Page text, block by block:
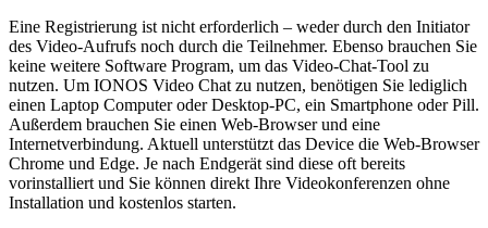
Eine Registrierung ist nicht erforderlich – weder durch den Initiator
des Video-Aufrufs noch durch die Teilnehmer. Ebenso brauchen Sie
keine weitere Software Program, um das Video-Chat-Tool zu
nutzen. Um IONOS Video Chat zu nutzen, benötigen Sie lediglich
einen Laptop Computer oder Desktop-PC, ein Smartphone oder Pill.
Außerdem brauchen Sie einen Web-Browser und eine
Internetverbindung. Aktuell unterstützt das Device die Web-Browser
Chrome und Edge. Je nach Endgerät sind diese oft bereits
vorinstalliert und Sie können direkt Ihre Videokonferenzen ohne
Installation und kostenlos starten.